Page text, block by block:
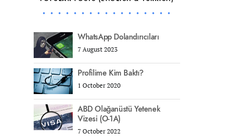
WhatsApp Dolandırıcıları
7 August 2023
Profilime Kim Baktı?
1 October 2020
ABD Olağanüstü Yetenek
Vizesi (O-1A)
7 October 2022